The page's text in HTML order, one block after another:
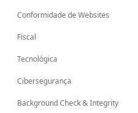
Conformidade de Websites
Fiscal
Tecnológica
Cibersegurança
Background Check & Integrity